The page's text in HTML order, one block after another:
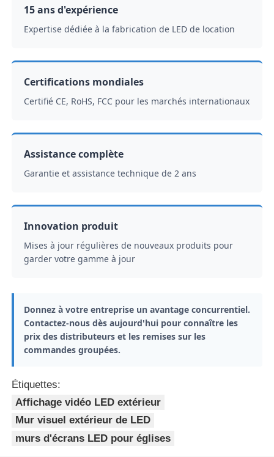
15 ans d'expérience
Expertise dédiée à la fabrication de LED de location
Certifications mondiales
Certifié CE, RoHS, FCC pour les marchés internationaux
Assistance complète
Garantie et assistance technique de 2 ans
Innovation produit
Mises à jour régulières de nouveaux produits pour
garder votre gamme à jour
Donnez à votre entreprise un avantage concurrentiel.
Contactez-nous dès aujourd'hui pour connaître les
prix des distributeurs et les remises sur les
commandes groupées.
Étiquettes:
Affichage vidéo LED extérieur
Mur visuel extérieur de LED
murs d'écrans LED pour églises